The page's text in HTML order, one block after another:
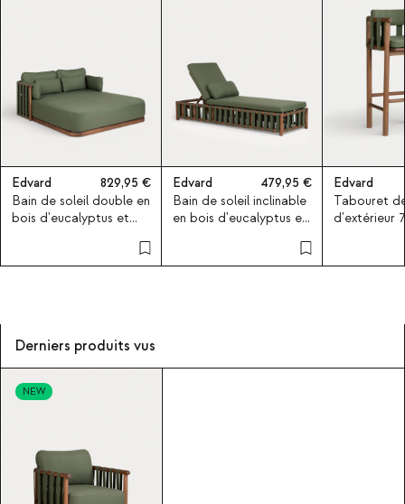
Edvard
829,95
Bain de soleil double en
bois d'eucalyptus et
Edvard
479,95
Bain de soleil inclinable
en bois d'eucalyptus et
Edvard
Tabouret
d'extérieur
Derniers produits vus
NEW